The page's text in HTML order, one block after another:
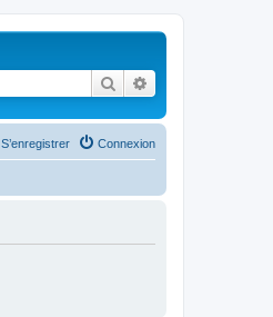
Rechercher
Connexion
S’enregistrer